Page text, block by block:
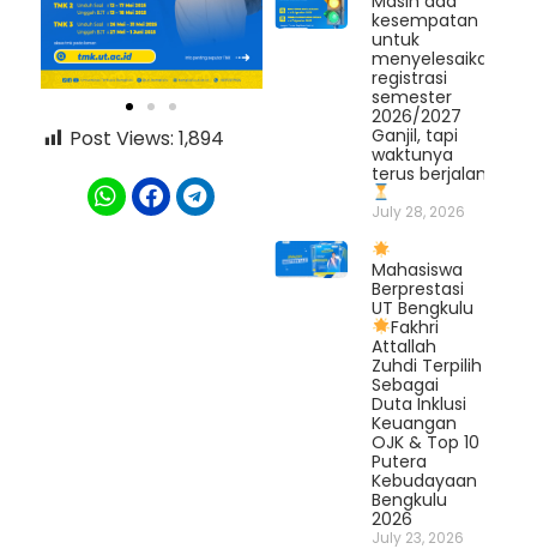
Post Views: 1,894
kesempatan
untuk
menyelesaikan
registrasi
semester
2026/2027
Ganjil, tapi
waktunya
terus berjalan.
July 28, 2026
Mahasiswa
Berprestasi
UT Bengkulu
Fakhri
Attallah
Zuhdi Terpilih
Sebagai
Duta Inklusi
Keuangan
OJK & Top 10
Putera
Kebudayaan
Bengkulu
2026
July 23, 2026